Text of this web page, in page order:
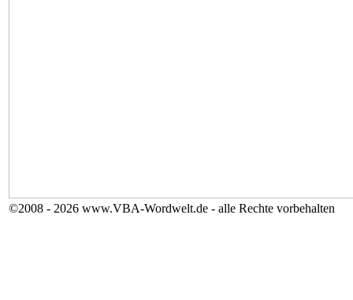
©2008 - 2026 www.VBA-Wordwelt.de - alle Rechte vorbehalten